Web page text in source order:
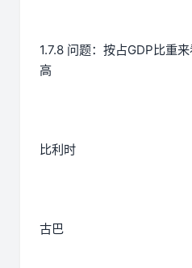
1.7.8 问题：按占GDP比重
高
比利时
古巴